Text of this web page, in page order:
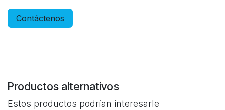
Contáctenos
Productos alternativos
Estos productos podrían interesarle